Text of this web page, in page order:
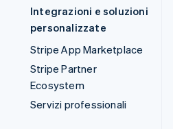
Integrazioni e soluzioni
personalizzate
Stripe App Marketplace
Stripe Partner
Ecosystem
Servizi professionali